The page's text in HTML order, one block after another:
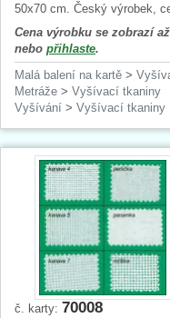
50x70 cm. Český výrobek,
Cena výrobku se zobrazí
nebo přihlaste.
Malá balení na kartě >
Metráže > Vyšívací tkaniny
Vyšívání > Vyšívací tkaniny
č. karty: 70008